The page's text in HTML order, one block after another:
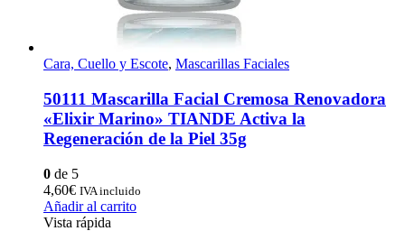
Cara, Cuello y Escote, Mascarillas Faciales
50111 Mascarilla Facial Cremosa Renovadora
«Elixir Marino» TIANDE Activa la
Regeneración de la Piel 35g
0 de 5
4,60€ IVA incluido
Añadir al carrito
Vista rápida